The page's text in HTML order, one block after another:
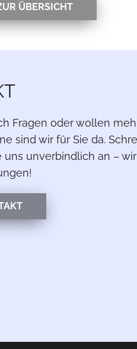
ÜBERSICHT
Fragen oder wollen
sind wir für Sie da.
uns unverbindlich an –